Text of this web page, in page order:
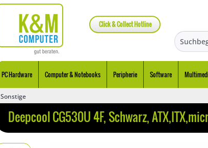
Click & Collect Hotline
PC Hardware Computer & Notebooks Peripherie Software
Sonstige
Deepcool CG530U 4F, Schwarz,